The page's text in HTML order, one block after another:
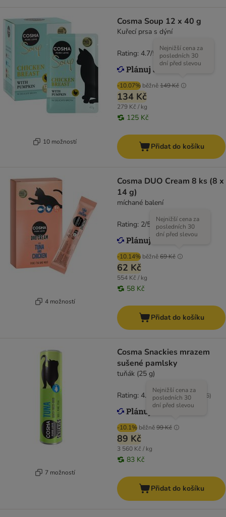
10 možností
Cosma Soup 12 x 40 g
Kuřecí prsa s dýní
-10.07% běžně149 Kč
Nejnižší cena za
posledních 30
dní před slevou
134 Kč
279 Kč / kg
125 Kč
Rating: 4.7/5 (
Přidat do košíku
4 možností
Cosma DUO Cream 8 ks (8 x
14 g)
míchané balení
-10.14% běžně69 Kč
Nejnižší cena za
posledních 30
dní před slevou
62 Kč
554 Kč / kg
58 Kč
Rating: 2/5 (5
Přidat do košíku
7 možností
Cosma Snackies mrazem
sušené pamlsky
tuňák (25 g)
-10.1% běžně99 Kč
Nejnižší cena za
posledních 30
dní před slevou
89 Kč
3 560 Kč / kg
83 Kč
Rating: 4.7/5 166)
Přidat do košíku